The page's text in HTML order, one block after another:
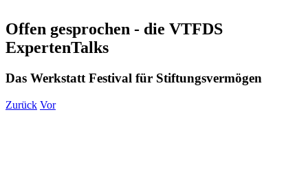
Offen gesprochen - die VTFDS
ExpertenTalks
Das Werkstatt Festival für Stiftungsvermögen
Zurück Vor